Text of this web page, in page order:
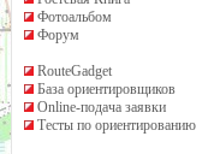
Фотоальбом
Форум
RouteGadget
База ориентировщиков
Online-подача заявки
Тесты по ориентированию